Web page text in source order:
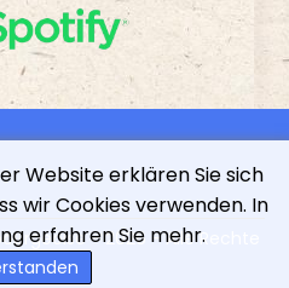
Website erklären Sie sich
wir Cookies verwenden. In
erfahren Sie mehr.
- 2026 - Alle Rechte